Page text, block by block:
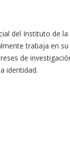
del Instituto de
trabaja en
de
identidad.